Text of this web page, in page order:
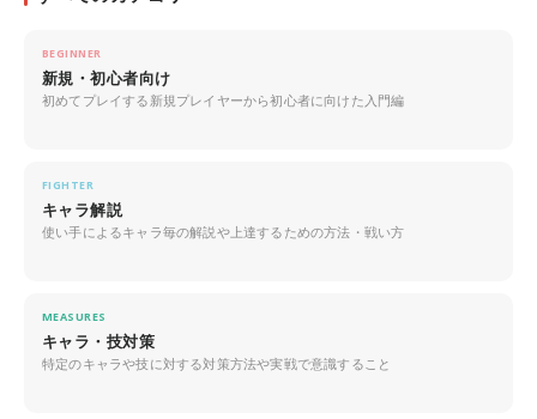
BEGINNER
新規・初心者向け
初めてプレイする新規プレイヤーから初心者に向けた入門編
FIGHTER
キャラ解説
使い手によるキャラ毎の解説や上達するための方法・戦い方
MEASURES
キャラ・技対策
特定のキャラや技に対する対策方法や実戦で意識すること